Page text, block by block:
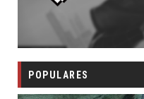
POPULARES